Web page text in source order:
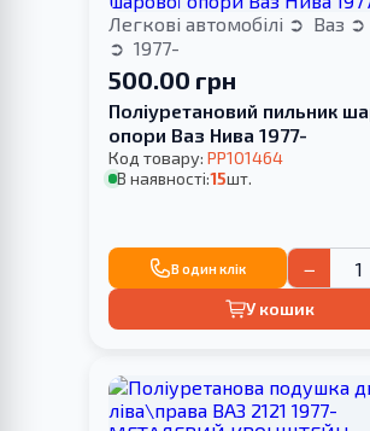
Легкові автомобілі Ваз
1977-
500.00 грн
Поліуретановий пильник
опори Ваз Нива 1977-
Код товару: PP101464
В наявності:15шт.
В один клік −
У кошик